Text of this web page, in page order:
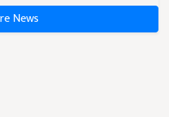
News